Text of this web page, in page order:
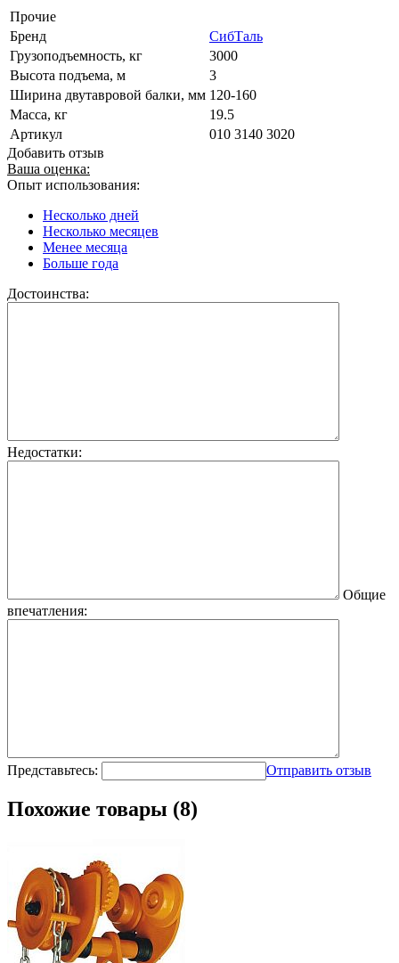
Прочие
Бренд
СибТаль
Грузоподъемность, кг
3000
Высота подъема, м
3
Ширина двутавровой балки, мм 120-160
Масса, кг
19.5
Артикул
010 3140 3020
Добавить отзыв
Ваша оценка:
Опыт использования:
Несколько дней
Несколько месяцев
Менее месяца
Больше года
Достоинства:
Недостатки:
Общие
впечатления:
Представьтесь: Отправить отзыв
Похожие товары (8)